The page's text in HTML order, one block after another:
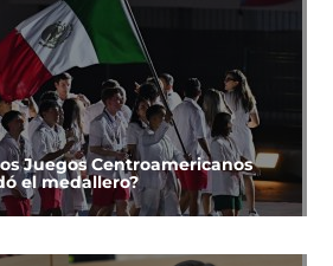
Juegos Centroamericanos
el medallero?